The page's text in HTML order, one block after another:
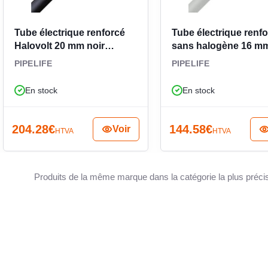
et protéger les
l’on recherche un tube PVC rigide gris clair
protection continue des conducteurs et une
Tube électrique renforcé
Halovolt 20 mm noir
1196042900
PIPELIFE
En stock
204.28€HTVA Voir
Tube électrique
sans halogène 16
clair
PIPELIFE
En stock
144.58€HTVA
Produits de la même marque dans la catégorie la plus